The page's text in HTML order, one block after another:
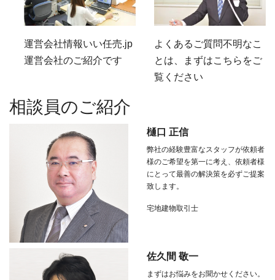
運営会社情報いい任売.jp
運営会社のご紹介です
よくあるご質問不明なこ
とは、まずはこちらをご
覧ください
相談員のご紹介
樋口 正信
弊社の経験豊富なスタッフが依頼者
様のご希望を第一に考え、依頼者様
にとって最善の解決策を必ずご提案
致します。
宅地建物取引士
佐久間 敬一
まずはお悩みをお聞かせください。